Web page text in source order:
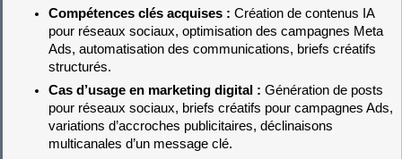
Compétences clés acquises : Création de contenus IA
pour réseaux sociaux, optimisation des campagnes Meta
Ads, automatisation des communications, briefs créatifs
structurés.
Cas d’usage en marketing digital : Génération de posts
pour réseaux sociaux, briefs créatifs pour campagnes Ads,
variations d’accroches publicitaires, déclinaisons
multicanales d’un message clé.